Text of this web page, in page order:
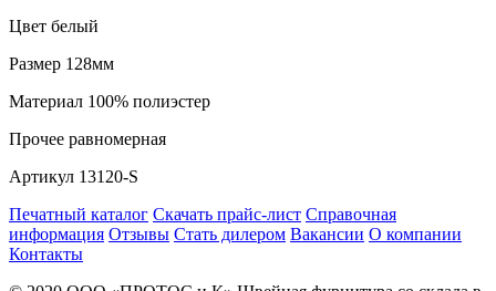
Цвет белый
Размер 128мм
Материал 100% полиэстер
Прочее равномерная
Артикул 13120-S
Печатный каталог Скачать прайс-лист Справочная
информация Отзывы Стать дилером Вакансии О компании
Контакты